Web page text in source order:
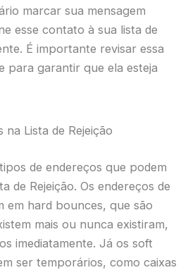
marcar sua mensagem
esse contato à sua lista de
É importante revisar essa
para garantir que ela esteja
na Lista de Rejeição
de endereços que podem
de Rejeição. Os endereços de
em hard bounces, que são
mais ou nunca existiram,
imediatamente. Já os soft
ser temporários, como caixas